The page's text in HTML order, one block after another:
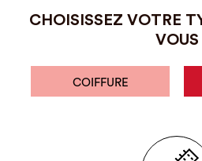
CHOISISSEZ VOTRE
VOUS
COIFFURE